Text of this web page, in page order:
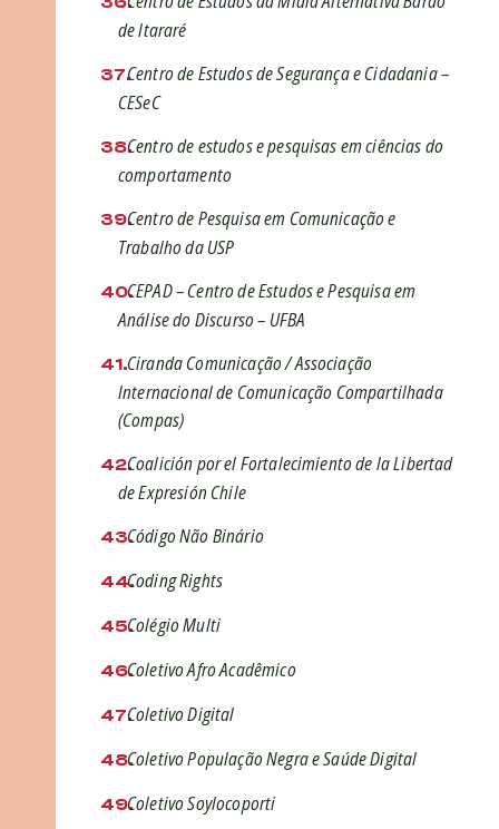
de Itararé
Centro de Estudos de Segurança e Cidadania –
CESeC
Centro de estudos e pesquisas em ciências do
comportamento
Centro de Pesquisa em Comunicação e
Trabalho da USP
CEPAD – Centro de Estudos e Pesquisa em
Análise do Discurso – UFBA
Ciranda Comunicação / Associação
Internacional de Comunicação Compartilhada
(Compas)
Coalición por el Fortalecimiento de la Libertad
de Expresión Chile
Código Não Binário
Coding Rights
Colégio Multi
Coletivo Afro Acadêmico
Coletivo Digital
Coletivo População Negra e Saúde Digital
Coletivo Soylocoporti